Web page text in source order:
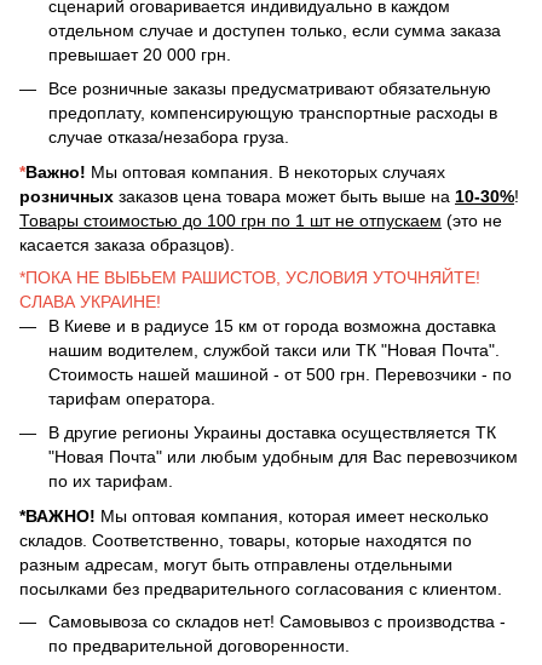
сценарий оговаривается индивидуально в каждом
отдельном случае и доступен только, если сумма заказа
превышает 20 000 грн.
Все розничные заказы предусматривают обязательную
предоплату, компенсирующую транспортные расходы в
случае отказа/незабора груза.
*Важно! Мы оптовая компания. В некоторых случаях
розничных заказов цена товара может быть выше на 10-30%!
Товары стоимостью до 100 грн по 1 шт не отпускаем (это не
касается заказа образцов).
*ПОКА НЕ ВЫБЬЕМ РАШИСТОВ, УСЛОВИЯ УТОЧНЯЙТЕ!
СЛАВА УКРАИНЕ!
В Киеве и в радиусе 15 км от города возможна доставка
нашим водителем, службой такси или ТК "Новая Почта".
Стоимость нашей машиной - от 500 грн. Перевозчики - по
тарифам оператора.
В другие регионы Украины доставка осуществляется ТК
"Новая Почта" или любым удобным для Вас перевозчиком
по их тарифам.
*ВАЖНО! Мы оптовая компания, которая имеет несколько
складов. Соответственно, товары, которые находятся по
разным адресам, могут быть отправлены отдельными
посылками без предварительного согласования с клиентом.
Самовывоза со складов нет! Самовывоз с производства -
по предварительной договоренности.